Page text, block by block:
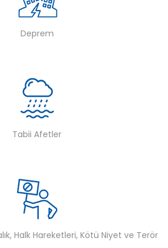
Deprem
Tabii Afetler
Halk Hareketleri, Kötü Niyet ve Terör